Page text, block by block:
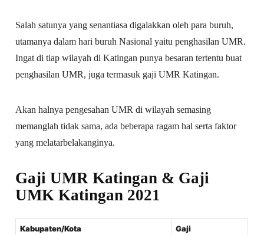
Salah satunya yang senantiasa digalakkan oleh para buruh,
utamanya dalam hari buruh Nasional yaitu penghasilan UMR.
Ingat di tiap wilayah di Katingan punya besaran tertentu buat
penghasilan UMR, juga termasuk gaji UMR Katingan.
Akan halnya pengesahan UMR di wilayah semasing
memanglah tidak sama, ada beberapa ragam hal serta faktor
yang melatarbelakanginya.
Gaji UMR Katingan & Gaji
UMK Katingan 2021
Kabupaten/Kota Gaji